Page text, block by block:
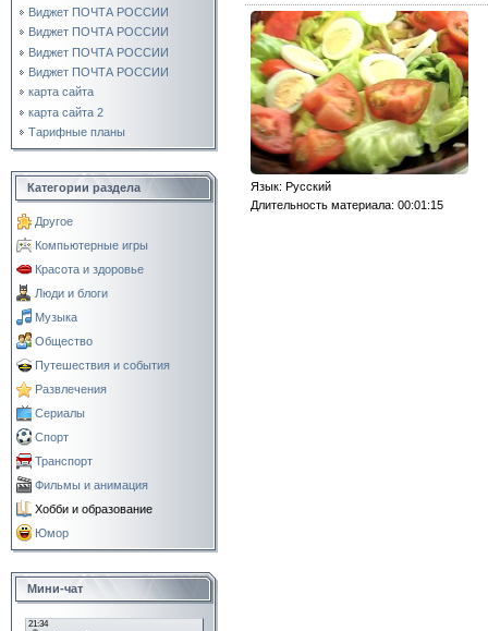
Виджет ПОЧТА РОССИИ
Виджет ПОЧТА РОССИИ
Виджет ПОЧТА РОССИИ
Виджет ПОЧТА РОССИИ
карта сайта
карта сайта 2
Тарифные планы
Категории раздела
Другое
Компьютерные игры
Красота и здоровье
Люди и блоги
Музыка
Общество
Путешествия и события
Развлечения
Сериалы
Спорт
Транспорт
Фильмы и анимация
Хобби и образование
Юмор
Мини-чат
Язык: Русский
Длительность материала: 00:01:15